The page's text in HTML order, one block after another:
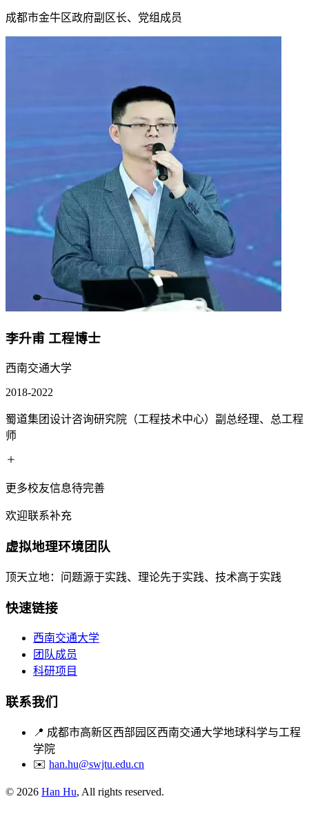
成都市金牛区政府副区长、党组成员
李升甫 工程博士
西南交通大学
2018-2022
蜀道集团设计咨询研究院（工程技术中心）副总经理、总工程
师
更多校友信息待完善
欢迎联系补充
虚拟地理环境团队
顶天立地：问题源于实践、理论先于实践、技术高于实践
快速链接
西南交通大学
团队成员
科研项目
联系我们
📍 成都市高新区西部园区西南交通大学地球科学与工程
学院
✉️ han.hu@swjtu.edu.cn
© 2026 Han Hu, All rights reserved.